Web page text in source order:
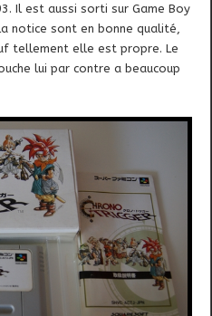
Il est aussi sortisur Game Boy
notice sont en bonne qualité,
tellement elle est propre. Le
lui par contre a beaucoup